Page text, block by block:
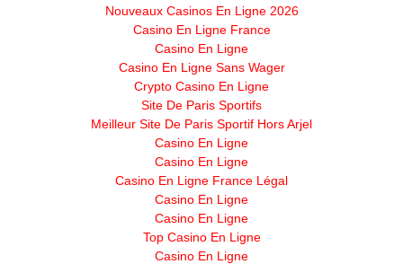
Nouveaux Casinos En Ligne 2026
Casino En Ligne France
Casino En Ligne
Casino En Ligne Sans Wager
Crypto Casino En Ligne
Site De Paris Sportifs
Meilleur Site De Paris Sportif Hors Arjel
Casino En Ligne
Casino En Ligne
Casino En Ligne France Légal
Casino En Ligne
Casino En Ligne
Top Casino En Ligne
Casino En Ligne